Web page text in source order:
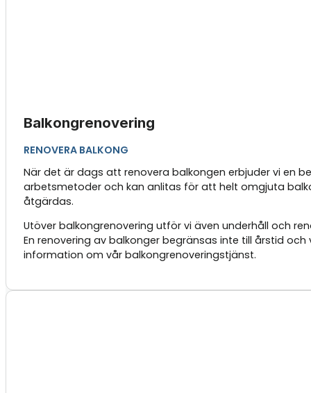
Balkongrenovering
RENOVERA BALKONG
När det är dags att renovera balkongen erbjuder vi en
arbetsmetoder och kan anlitas för att helt omgjuta
åtgärdas.
Utöver balkongrenovering utför vi även underhåll och
En renovering av balkonger begränsas inte till årstid
information om vår balkongrenoveringstjänst.